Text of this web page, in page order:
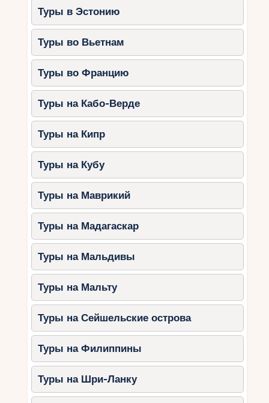
Туры в Эстонию
Туры во Вьетнам
Туры во Францию
Туры на Кабо-Верде
Туры на Кипр
Туры на Кубу
Туры на Маврикий
Туры на Мадагаскар
Туры на Мальдивы
Туры на Мальту
Туры на Сейшельские острова
Туры на Филиппины
Туры на Шри-Ланку